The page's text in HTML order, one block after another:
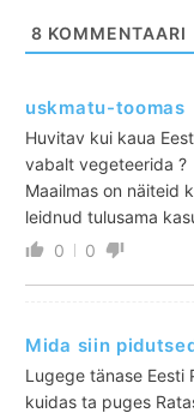
8 KOMMENTAARI
uskmatu-toomas
Huvitav kui kaua
vabalt vegeteerida ?
Maailmas on näiteid
leidnud tulusama
0
0
Mida siin
Lugege tänase Eesti
kuidas ta puges